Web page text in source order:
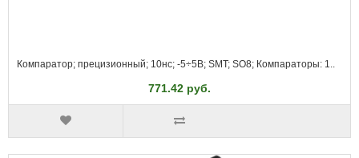
Компаратор; прецизионный; 10нс; -5÷5В; SMT; SO8; Компараторы: 1..
771.42 руб.